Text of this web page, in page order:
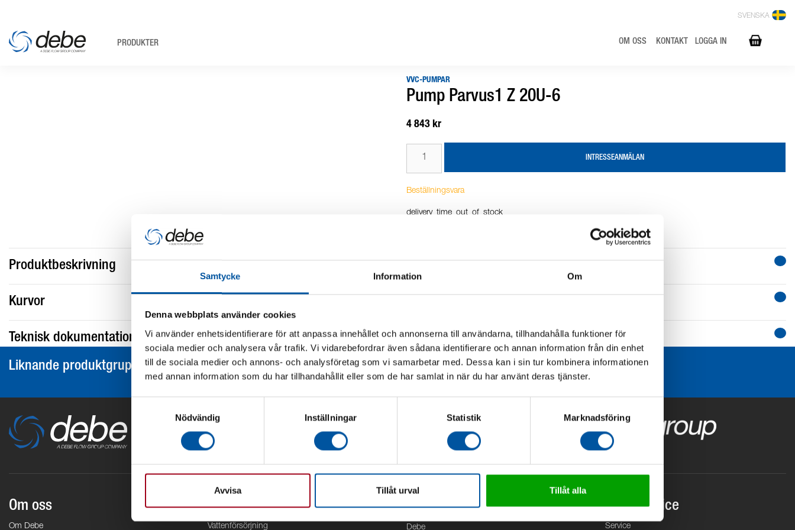
Samtycke Information Om
Denna webbplats använder cookies
Vi använder enhetsidentifierare för att anpassa innehållet och annonserna till användarna, tillhandahålla funktioner för
sociala medier och analysera vår trafik. Vi vidarebefordrar även sådana identifierare och annan information från din enhet
till de sociala medier och annons- och analysföretag som vi samarbetar med. Dessa kan i sin tur kombinera informationen
med annan information som du har tillhandahållit eller som de har samlat in när du har använt deras tjänster.
Nödvändig
Inställningar Statistik Marknadsföring
Avvisa Tillåt urval Tillåt alla
SVENSKA
PRODUKTER OM OSS KONTAKT LOGGA IN
VVC-PUMPAR
Pump Parvus1 Z 20U-6
4 843 kr
INTRESSEANMÄLAN
Beställningsvara
delivery_time_out_of_stock
Produktbeskrivning
Kurvor
Teknisk dokumentation
Liknande produktgrupper
Om oss
Om Debe
Områden
Vattenförsörjning
Kontor
Debe
Kundservice
Service